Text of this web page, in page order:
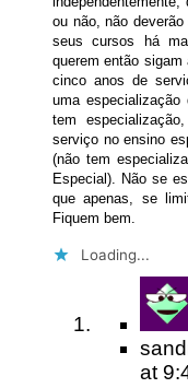
ou não, não
seus cursos há
querem então
cinco anos de
uma
tem
serviço no ensino
(não tem
Especial). Não se
que apenas, se
Fiquem bem.
Loading...
at